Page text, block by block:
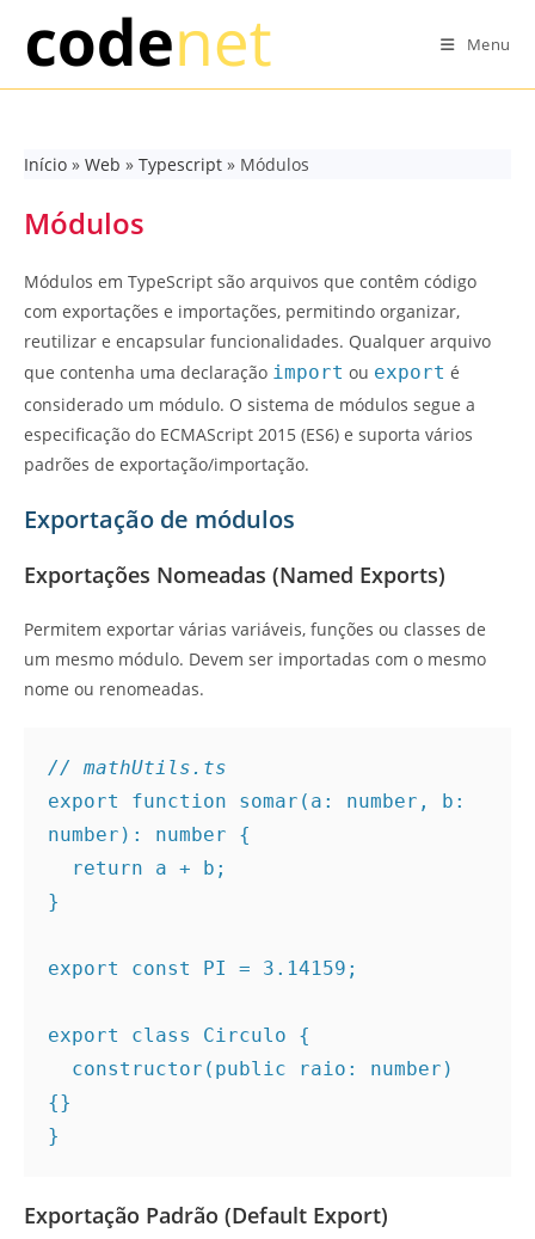
content
Menu
Início » Web » Typescript » Módulos
Módulos
Módulos em TypeScript são arquivos que contêm código
com exportações e importações, permitindo organizar,
reutilizar e encapsular funcionalidades. Qualquer arquivo
que contenha uma declaração import ou export é
considerado um módulo. O sistema de módulos segue a
especificação do ECMAScript 2015 (ES6) e suporta vários
padrões de exportação/importação.
Exportação de módulos
Exportações Nomeadas (Named Exports)
Permitem exportar várias variáveis, funções ou classes de
um mesmo módulo. Devem ser importadas com o mesmo
nome ou renomeadas.
// mathUtils.ts
export function somar(a: number, b:
number): number {
  return a + b;
}
export const PI = 3.14159;
export class Circulo {
{}
}
Exportação Padrão (Default Export)